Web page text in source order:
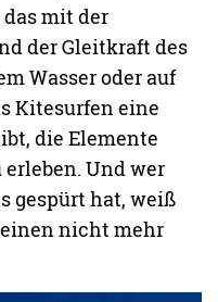
mit der
der Gleitkraft des
Wasser oder auf
Kitesurfen eine
die Elemente
Und wer
gespürt hat, weiß
nicht mehr